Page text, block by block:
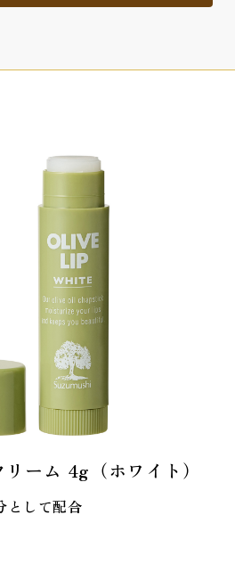
ーム 4g（ホワイト）
として配合